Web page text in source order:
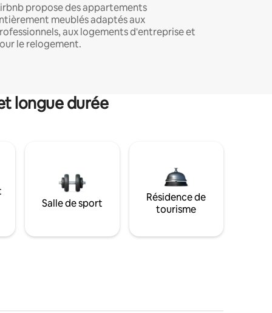
propose des appartements
meublés adaptés aux
aux logements d'entreprise et
le relogement.
longue durée
Salle de sport
Résidence de
tourisme